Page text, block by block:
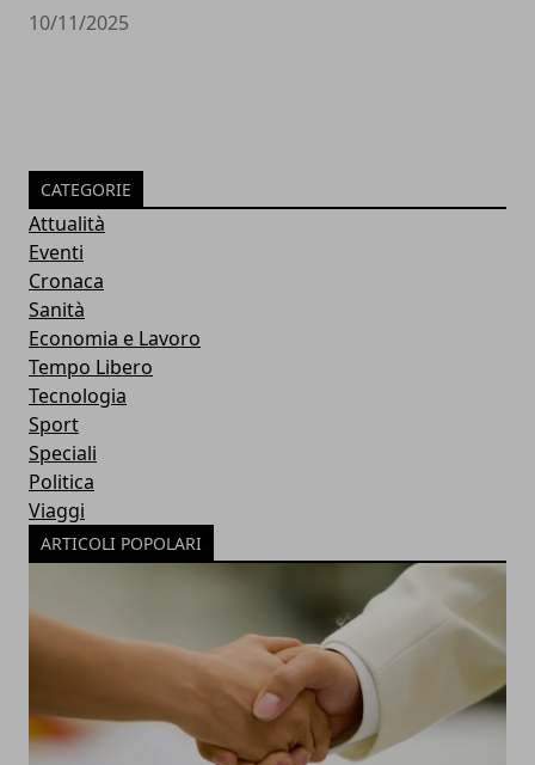
10/11/2025
CATEGORIE
Attualità
Eventi
Cronaca
Sanità
Economia e Lavoro
Tempo Libero
Tecnologia
Sport
Speciali
Politica
Viaggi
ARTICOLI POPOLARI